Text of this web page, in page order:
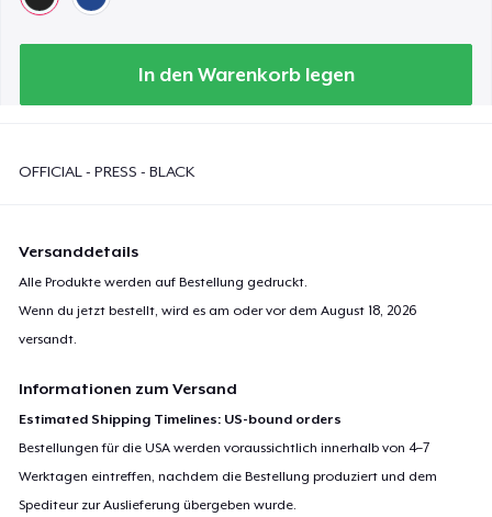
In den Warenkorb legen
OFFICIAL - PRESS - BLACK
Versanddetails
Alle Produkte werden auf Bestellung gedruckt.
Wenn du jetzt bestellt, wird es am oder vor demAugust 18, 2026
versandt.
Informationen zum Versand
Estimated Shipping Timelines: US-bound orders
Bestellungen für die USA werden voraussichtlich innerhalb von 4–7
Werktagen eintreffen, nachdem die Bestellung produziert und dem
Spediteur zur Auslieferung übergeben wurde.